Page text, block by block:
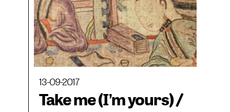
13-09-2017
Take me (I’m yours) /